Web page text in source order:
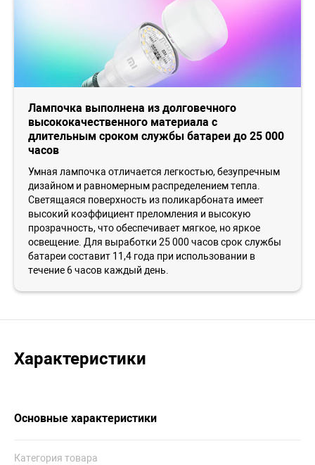
Лампочка выполнена из долговечного
высококачественного материала с
длительным сроком службы батареи до 25 000
часов
Умная лампочка отличается легкостью, безупречным
дизайном и равномерным распределением тепла.
Светящаяся поверхность из поликарбоната имеет
высокий коэффициент преломления и высокую
прозрачность, что обеспечивает мягкое, но яркое
освещение. Для выработки 25 000 часов срок службы
батареи составит 11,4 года при использовании в
течение 6 часов каждый день.
Характеристики
Основные характеристики
Категория товара